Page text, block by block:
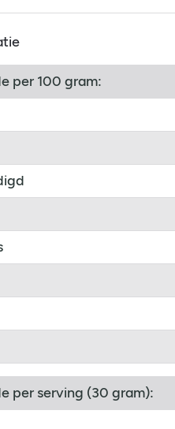
per 100 gram:
per serving (30 gram):